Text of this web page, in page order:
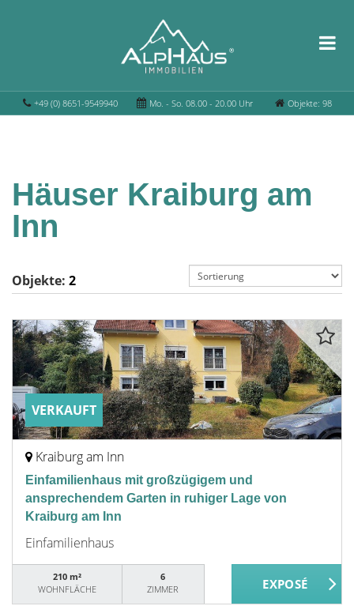
+49 (0) 8651-9549940 Mo. - So. 08.00 - 20.00 Uhr Objekte: 98
Häuser Kraiburg am
Inn
Objekte: 2
VERKAUFT
Kraiburg am Inn
Einfamilienhaus mit großzügigem und
ansprechendem Garten in ruhiger Lage von
Kraiburg am Inn
Einfamilienhaus
210 m²
WOHNFLÄCHE
6
ZIMMER